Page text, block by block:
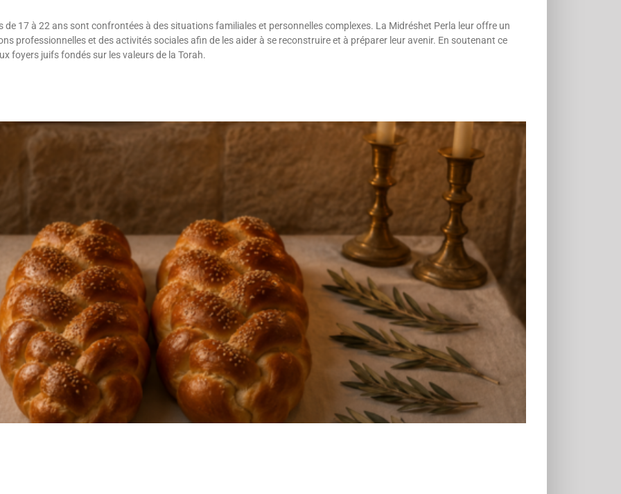
de 17 à 22 ans sont confrontées à des situations familiales et personnelles complexes. La Midréshet Perla leur offre un
professionnelles et des activités sociales afin de les aider à se reconstruire et à préparer leur avenir. En soutenant ce
foyers juifs fondés sur les valeurs de la Torah.